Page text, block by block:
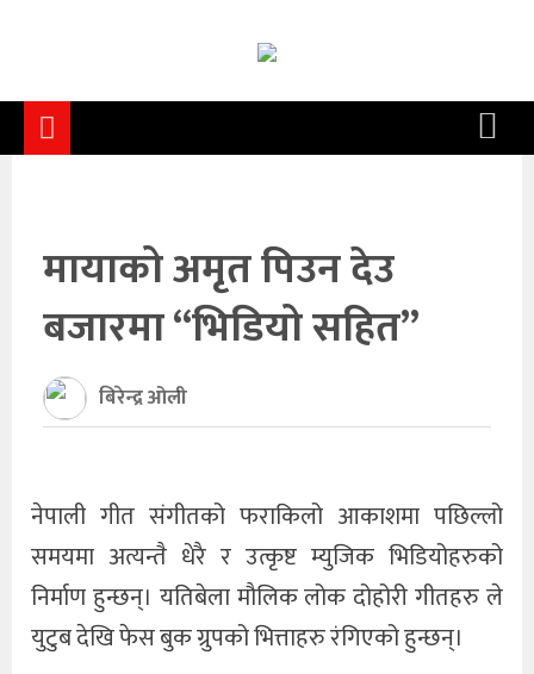
समाज
राजनीति
अन्तर्वार्ता
विचार
साहित्य/
सिर्जना
प्रविधि
खेलकुद
अन्तर्राष्ट्रिय
मायाको अमृत पिउन देउ
बजारमा “भिडियो सहित”
बिरेन्द्र ओली
नेपाली गीत संगीतको फराकिलो आकाशमा पछिल्लो
समयमा अत्यन्तै धेरै र उत्कृष्ट म्युजिक भिडियोहरुको
निर्माण हुन्छन्। यतिबेला मौलिक लोक दोहोरी गीतहरु ले
युटुब देखि फेस बुक ग्रुपको भित्ताहरु रंगिएको हुन्छन्।